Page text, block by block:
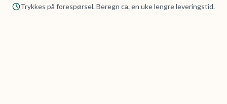
Trykkes på forespørsel. Beregn ca. en uke lengre leveringstid.